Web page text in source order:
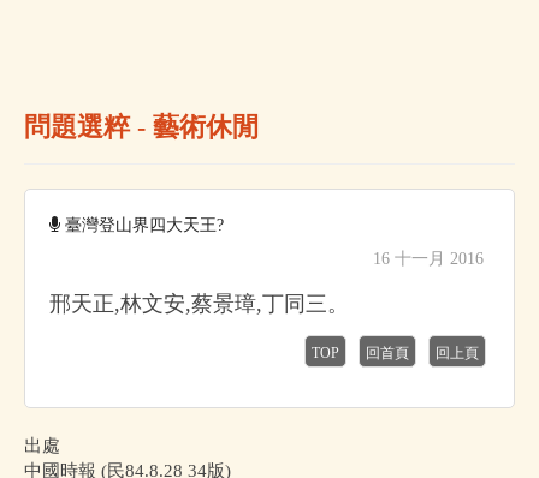
問題選粹 - 藝術休閒
臺灣登山界四大天王?
16 十一月 2016
邢天正,林文安,蔡景璋,丁同三。
TOP 回首頁 回上頁
出處
中國時報 (民84.8.28 34版)